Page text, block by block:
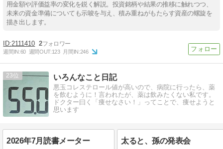
用金額や評価益率の変化を鋭く解説。投資銘柄や結果の推移に触れつつ、
未来の資金準備についても示唆を与え、積み重ねがもたらす資産の螺旋を
描き出します。
2111410 2
週間IN:60 週間OUT:123 月間IN:246
23 いろんなこと日記
悪玉コレステロール値が高いので、病院に行ったら、薬
を飲むように！言われたが、薬は飲みたくない私です。
ドクター曰く「痩せなさい！」ってことで、痩せようと
思います
2026年7月読書メーター 太ると、孫の発表会